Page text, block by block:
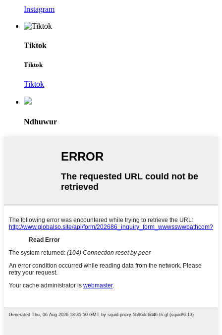
Instagram
Tiktok
Tiktok
Tiktok
Ndhuwur